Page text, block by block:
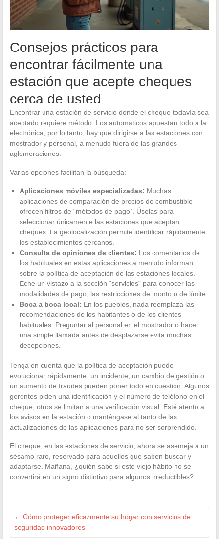
Consejos prácticos para
encontrar fácilmente una
estación que acepte cheques
cerca de usted
Encontrar una estación de servicio donde el cheque todavía sea
aceptado requiere método. Los automáticos apuestan todo a la
electrónica; por lo tanto, hay que dirigirse a las estaciones con
mostrador y personal, a menudo fuera de las grandes
aglomeraciones.
Varias opciones facilitan la búsqueda:
Aplicaciones móviles especializadas: Muchas
aplicaciones de comparación de precios de combustible
ofrecen filtros de “métodos de pago”. Úselas para
seleccionar únicamente las estaciones que aceptan
cheques. La geolocalización permite identificar rápidamente
los establecimientos cercanos.
Consulta de opiniones de clientes: Los comentarios de
los habituales en estas aplicaciones a menudo informan
sobre la política de aceptación de las estaciones locales.
Eche un vistazo a la sección “servicios” para conocer las
modalidades de pago, las restricciones de monto o de límite.
Boca a boca local: En los pueblos, nada reemplaza las
recomendaciones de los habitantes o de los clientes
habituales. Preguntar al personal en el mostrador o hacer
una simple llamada antes de desplazarse evita muchas
decepciones.
Tenga en cuenta que la política de aceptación puede
evolucionar rápidamente: un incidente, un cambio de gestión o
un aumento de fraudes pueden poner todo en cuestión. Algunos
gerentes piden una identificación y el número de teléfono en el
cheque, otros se limitan a una verificación visual. Esté atento a
los avisos en la estación o manténgase al tanto de las
actualizaciones de las aplicaciones para no ser sorprendido.
El cheque, en las estaciones de servicio, ahora se asemeja a un
sésamo raro, reservado para aquellos que saben buscar y
adaptarse. Mañana, ¿quién sabe si este viejo hábito no se
convertirá en un signo distintivo para algunos irreductibles?
← Cómo proteger eficazmente su hogar con servicios de
seguridad innovadores